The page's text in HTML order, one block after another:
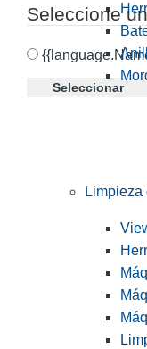
Seleccione
Seleccionar